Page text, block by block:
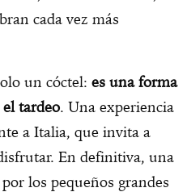
cada vez más
un cóctel: es una forma
tardeo. Una experiencia
a Italia, que invita a
En definitiva, una
los pequeños grandes